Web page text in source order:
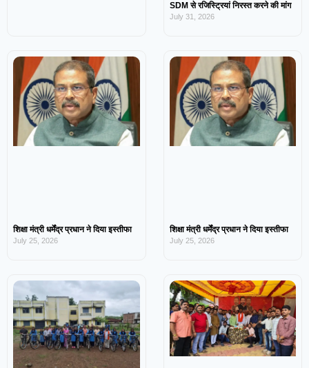
SDM से रजिस्ट्रियां निरस्त करने की मांग
July 31, 2026
शिक्षा मंत्री धर्मेंद्र प्रधान ने दिया इस्तीफा
July 25, 2026
शिक्षा मंत्री धर्मेंद्र प्रधान ने दिया इस्तीफा
July 25, 2026